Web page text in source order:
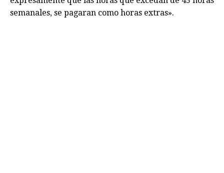
semanales, se pagaran como horas extras».